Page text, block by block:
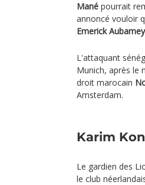
Mané pourrait
annoncé vouloir
Emerick
L'attaquant
Munich, après le
droit marocain
Amsterdam.
Karim
Le gardien des
le club